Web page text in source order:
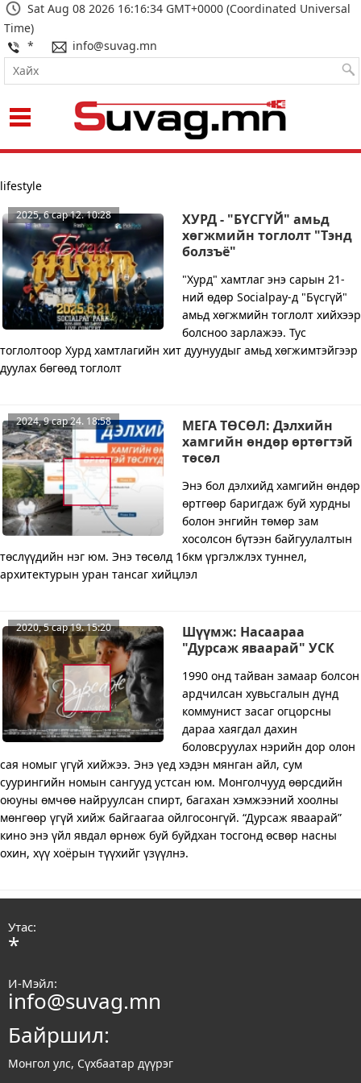
Sat Aug 08 2026 16:16:34 GMT+0000 (Coordinated Universal
Time)
*
info@suvag.mn
lifestyle
ХУРД - "БҮСГҮЙ" амьд
хөгжмийн тоглолт "Тэнд
болзъё"
2025, 6 сар 12. 10:28
"Хурд" хамтлаг энэ сарын 21-
ний өдөр Socialpay-д "Бүсгүй"
амьд хөгжмийн тоглолт хийхээр
болсноо зарлажээ. Тус
тоглолтоор Хурд хамтлагийн хит дуунуудыг амьд хөгжимтэйгээр
дуулах бөгөөд тоглолт
МЕГА ТӨСӨЛ: Дэлхийн
хамгийн өндөр өртөгтэй
төсөл
2024, 9 сар 24. 18:58
Энэ бол дэлхийд хамгийн өндөр
өртгөөр баригдаж буй хурдны
болон энгийн төмөр зам
хосолсон бүтээн байгуулалтын
төслүүдийн нэг юм. Энэ төсөлд 16км үргэлжлэх туннел,
архитектурын уран тансаг хийцлэл
Шүүмж: Насаараа
"Дурсаж яваарай" УСК
2020, 5 сар 19. 15:20
1990 онд тайван замаар болсон
ардчилсан хувьсгалын дүнд
коммунист засаг огцорсны
дараа хаягдал дахин
боловсруулах нэрийн дор олон
сая номыг үгүй хийжээ. Энэ үед хэдэн мянган айл, сум
суурингийн номын сангууд устсан юм. Монголчууд өөрсдийн
оюуны өмчөө найруулсан спирт, багахан хэмжээний хоолны
мөнгөөр үгүй хийж байгаагаа ойлгосонгүй. “Дурсаж яваарай”
кино энэ үйл явдал өрнөж буй буйдхан тосгонд өсвөр насны
охин, хүү хоёрын түүхийг үзүүлнэ.
Утас:
*
И-Мэйл:
info@suvag.mn
Байршил:
Монгол улс, Сүхбаатар дүүрэг